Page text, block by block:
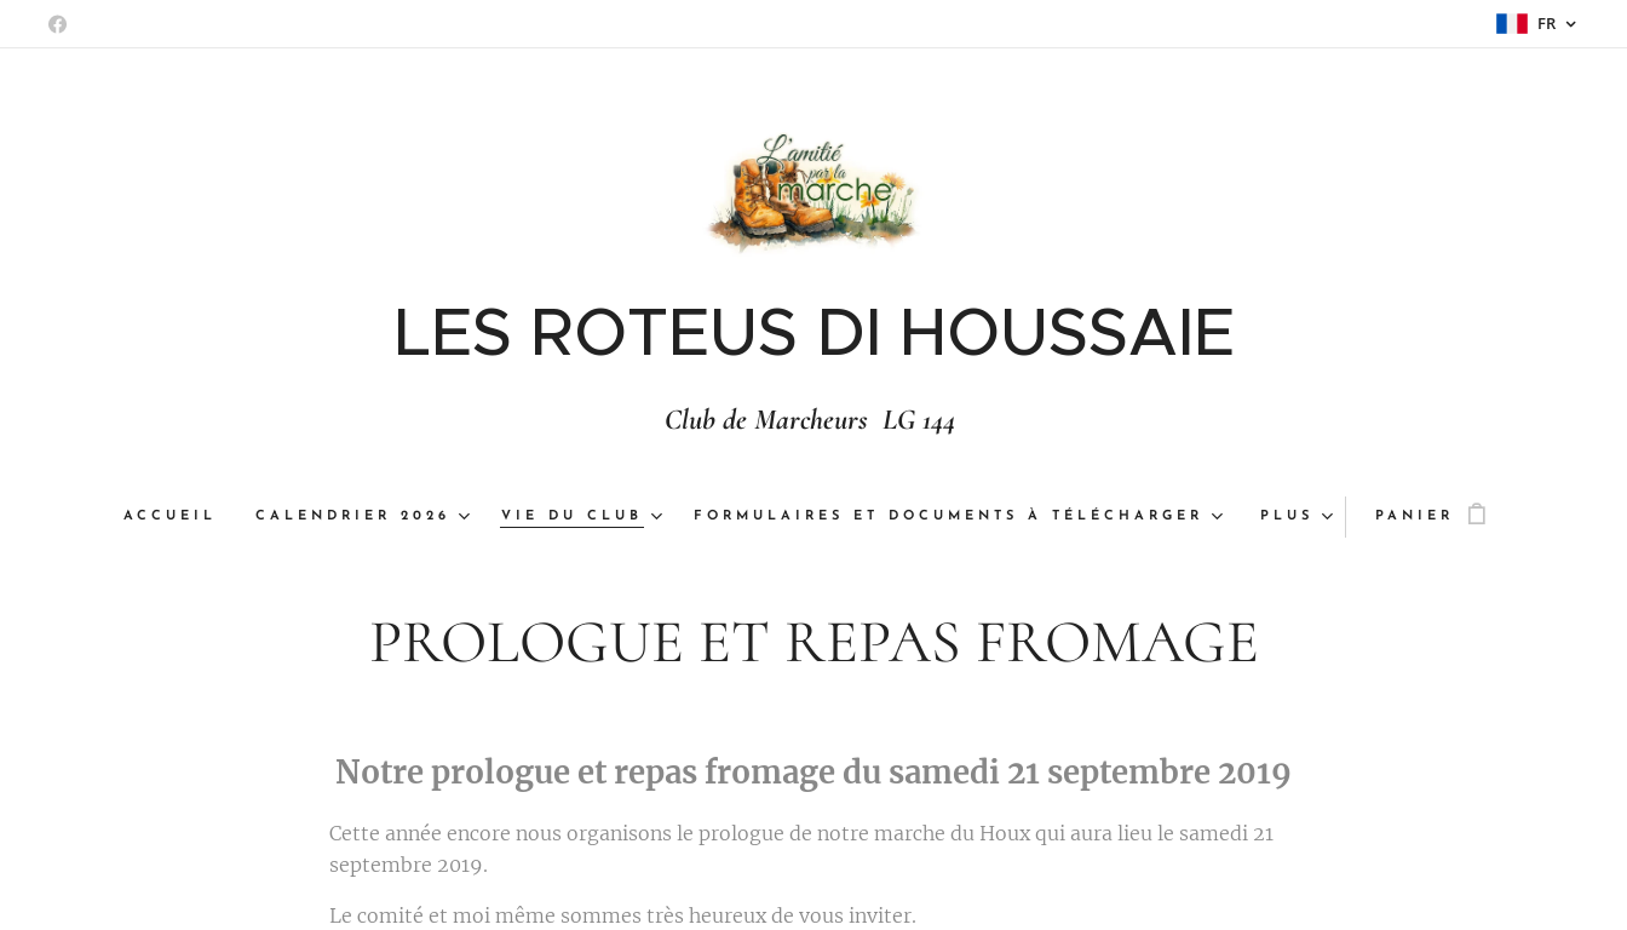
FR
LES ROTEUS DI HOUSSAIE
Club de Marcheurs LG 144
ACCUEIL CALENDRIER 2026 VIE DU CLUB FORMULAIRES ET DOCUMENTS À TÉLÉCHARGER PLUS PANIER
PROLOGUE ET REPAS FROMAGE
Notre prologue et repas fromage du samedi 21 septembre 2019
Cette année encore nous organisons le prologue de notre marche du Houx qui aura lieu le samedi 21
septembre 2019.
Le comité et moi même sommes très heureux de vous inviter.